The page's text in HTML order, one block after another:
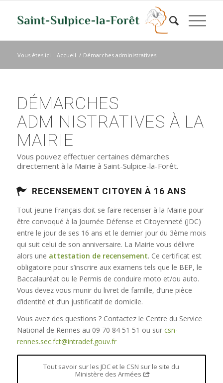
Vous êtes ici : Accueil / Démarches administratives
DÉMARCHES
ADMINISTRATIVES À LA
MAIRIE
Vous pouvez effectuer certaines démarches
directement à la Mairie à Saint-Sulpice-la-Forêt.
RECENSEMENT CITOYEN À 16 ANS
Tout jeune Français doit se faire recenser à la Mairie pour
être convoqué à la Journée Défense et Citoyenneté (JDC)
entre le jour de ses 16 ans et le dernier jour du 3ème mois
qui suit celui de son anniversaire. La Mairie vous délivre
alors une attestation de recensement. Ce certificat est
obligatoire pour s’inscrire aux examens tels que le BEP, le
Baccalauréat ou le Permis de conduire moto et/ou auto.
Vous devez vous munir du livret de famille, d’une pièce
d’identité et d’un justificatif de domicile.
Vous avez des questions ? Contactez le Centre du Service
National de Rennes au 09 70 84 51 51 ou sur csn-
rennes.sec.fct@intradef.gouv.fr
Tout savoir sur les JDC et le CSN sur le site du
Ministère des Armées